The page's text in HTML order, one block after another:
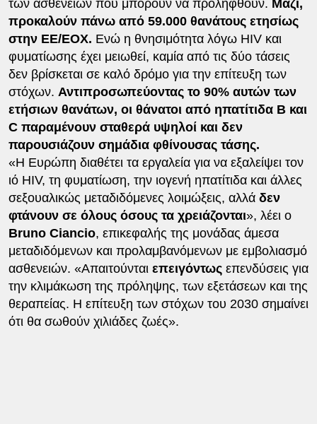
των ασθενειών που μπορούν να προληφθούν. Μαζί,
προκαλούν πάνω από 59.000 θανάτους ετησίως
στην ΕΕ/ΕΟΧ. Ενώ η θνησιμότητα λόγω HIV και
φυματίωσης έχει μειωθεί, καμία από τις δύο τάσεις
δεν βρίσκεται σε καλό δρόμο για την επίτευξη των
στόχων. Αντιπροσωπεύοντας το 90% αυτών των
ετήσιων θανάτων, οι θάνατοι από ηπατίτιδα Β και
C παραμένουν σταθερά υψηλοί και δεν
παρουσιάζουν σημάδια φθίνουσας τάσης.
«Η Ευρώπη διαθέτει τα εργαλεία για να εξαλείψει τον
ιό HIV, τη φυματίωση, την ιογενή ηπατίτιδα και άλλες
σεξουαλικώς μεταδιδόμενες λοιμώξεις, αλλά δεν
φτάνουν σε όλους όσους τα χρειάζονται», λέει ο
Bruno Ciancio, επικεφαλής της μονάδας άμεσα
μεταδιδόμενων και προλαμβανόμενων με εμβολιασμό
ασθενειών. «Απαιτούνται επειγόντωςεπενδύσεις για
την κλιμάκωση της πρόληψης, των εξετάσεων και της
θεραπείας. Η επίτευξη των στόχων του 2030 σημαίνει
ότι θα σωθούν χιλιάδες ζωές».